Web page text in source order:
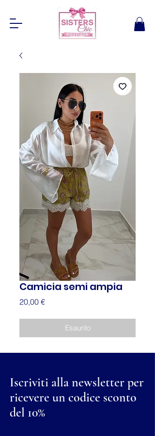
Camicia semi ampia
20,00 €Prezzo
Esaurito
Iscriviti alla newsletter per
ricevere un codice sconto
del 10%